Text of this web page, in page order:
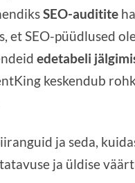
SEO-auditite
et SEO-püüdlused
edetabeli
keskendub
ja seda,
ja üldise